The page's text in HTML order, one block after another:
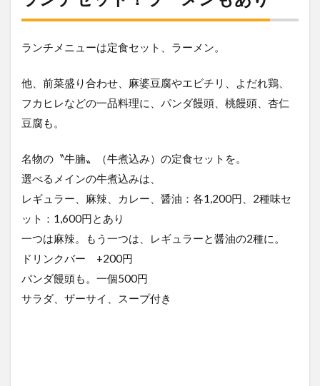
ランチメニューは定食セット、ラーメン。
他、前菜盛り合わせ、麻婆豆腐やエビチリ、よだれ鶏、
フカヒレなどの一品料理に、パンダ饅頭、桃饅頭、杏仁
豆腐も。
名物の〝牛腩〟（牛煮込み）の定食セットを。
選べるメインの牛煮込みは、
レギュラー、麻辣、カレー、醤油：各1,200円、2種味セ
ット：1,600円とあり
一つは麻辣。もう一つは、レギュラーと醤油の2種に。
ドリンクバー +200円
パンダ饅頭も。一個500円
サラダ、ザーサイ、スープ付き